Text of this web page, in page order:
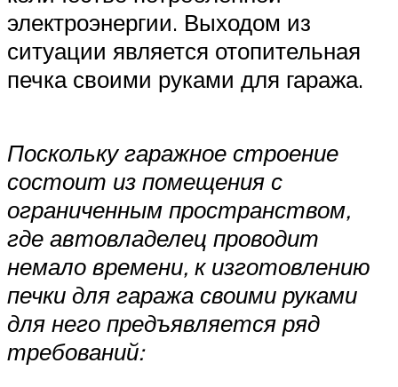
электроэнергии. Выходом из
ситуации является отопительная
печка своими руками для гаража.
Поскольку гаражное строение
состоит из помещения с
ограниченным пространством,
где автовладелец проводит
немало времени, к изготовлению
печки для гаража своими руками
для него предъявляется ряд
требований: